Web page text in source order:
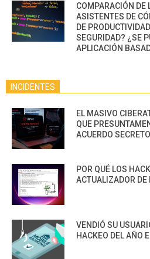
COMPARACIÓN DE
ASISTENTES DE
DE
SEGURIDAD? ¿SE
APLICACIÓN
INCIDENTES
EL MASIVO
QUE
ACUERDO
POR QUÉ LOS
ACTUALIZADOR DE
VENDIÓ SU
HACKEO DEL AÑO